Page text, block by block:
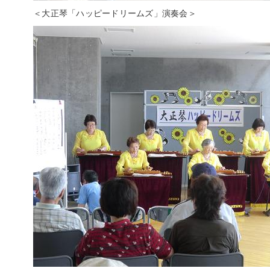
＜大正琴「ハッピードリームズ」演奏会＞